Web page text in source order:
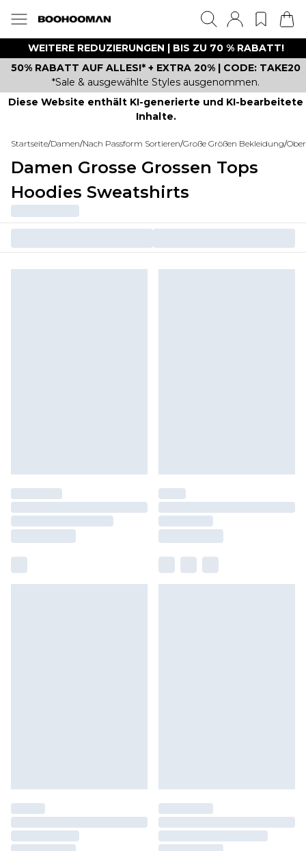
WEITERE REDUZIERUNGEN | BIS ZU 70 % RABATT!
50% RABATT AUF ALLES!* + EXTRA 20% | CODE: TAKE20
*Sale & ausgewählte Styles ausgenommen.
Diese Website enthält KI-generierte und KI-bearbeitete
Inhalte.
Startseite/Damen/Nach Passform Sortieren/Große Größen Bekleidung/
Damen Grosse Grossen Tops
Hoodies Sweatshirts